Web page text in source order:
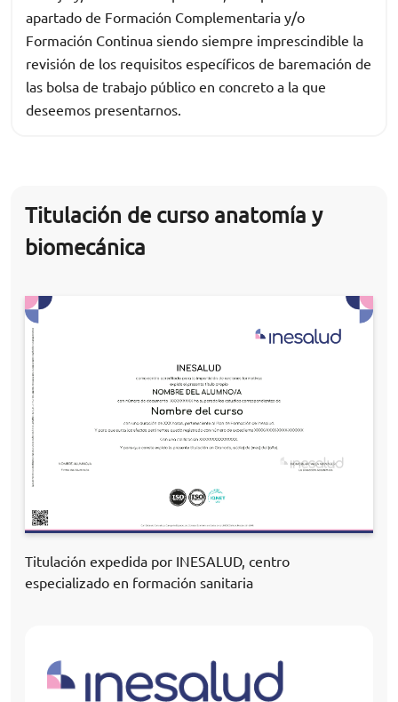
apartado de Formación Complementaria y/o
Formación Continua siendo siempre imprescindible la
revisión de los requisitos específicos de baremación de
las bolsa de trabajo público en concreto a la que
deseemos presentarnos.
Titulación de curso anatomía y
biomecánica
Titulación expedida por INESALUD, centro
especializado en formación sanitaria